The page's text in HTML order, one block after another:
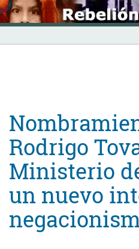
Skip
to
content
INICIO
Rodrigo
Ministerio
un nuevo